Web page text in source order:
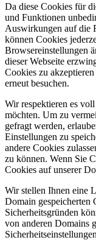
Da diese Cookies für
und Funktionen
Auswirkungen auf die
können Cookies
Browsereinstellungen
dieser Webseite
Cookies zu
erneut besuchen.
Wir respektieren es
möchten. Um zu
gefragt werden,
Einstellungen zu
andere Cookies
zu können. Wenn Sie
Cookies auf unserer
Wir stellen Ihnen eine
Domain gespeicherten
Sicherheitsgründen
von anderen Domains